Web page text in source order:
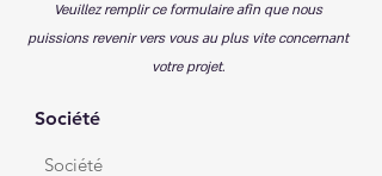
Veuillez remplir ce formulaire afin que nous
puissions revenir vers vous au plus vite concernant
votre projet.
Société